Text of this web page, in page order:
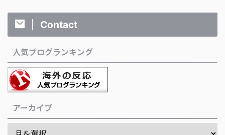
Contact
人気ブログランキング
アーカイブ